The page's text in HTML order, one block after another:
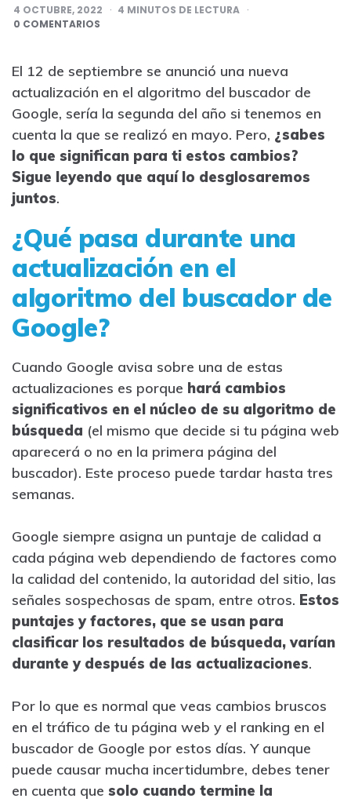
4 OCTUBRE, 2022 4 MINUTOS DE LECTURA
0 COMENTARIOS
El 12 de septiembre se anunció una nueva
actualización en el algoritmo del buscador de
Google, sería la segunda del año si tenemos en
cuenta la que se realizó en mayo. Pero, ¿sabes
lo que significan para ti estos cambios?
Sigue leyendo que aquí lo desglosaremos
juntos.
¿Qué pasa durante una
actualización en el
algoritmo del buscador de
Google?
Cuando Google avisa sobre una de estas
actualizaciones es porque hará cambios
significativos en el núcleo de su algoritmo de
búsqueda (el mismo que decide si tu página web
aparecerá o no en la primera página del
buscador). Este proceso puede tardar hasta tres
semanas.
Google siempre asigna un puntaje de calidad a
cada página web dependiendo de factores como
la calidad del contenido, la autoridad del sitio, las
señales sospechosas de spam, entre otros. Estos
puntajes y factores, que se usan para
clasificar los resultados de búsqueda, varían
durante y después de las actualizaciones.
Por lo que es normal que veas cambios bruscos
en el tráfico de tu página web y el ranking en el
buscador de Google por estos días. Y aunque
puede causar mucha incertidumbre, debes tener
en cuenta que solo cuando termine la